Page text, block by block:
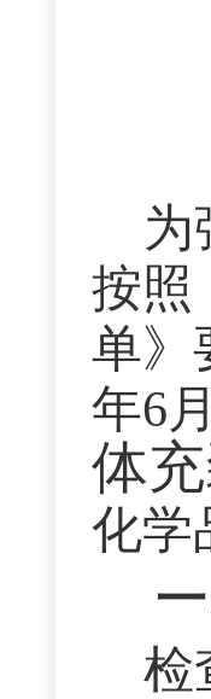
为
按照
单》
年6
体
化学
检